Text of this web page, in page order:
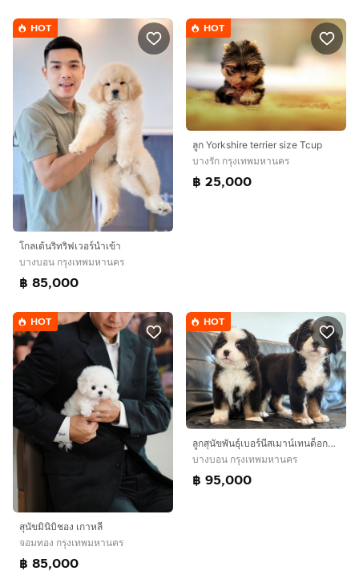
HOT
โกลเด้นริทริฟเวอร์นำเข้า
บางบอน กรุงเทพมหานคร
฿ 85,000
HOT
ลูก Yorkshire terrier size Tcup
บางรัก กรุงเทพมหานคร
฿ 25,000
HOT
สุนัขมินิบิชอง เกาหลี
จอมทอง กรุงเทพมหานคร
฿ 85,000
HOT
ลูกสุนัขพันธุ์เบอร์นีสเมาน์เทนด็อกนำเข้า
บางบอน กรุงเทพมหานคร
฿ 95,000